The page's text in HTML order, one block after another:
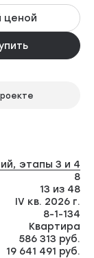
ценой
этапы 3 и 4
8
13 из 48
IV кв. 2026 г.
8-1-134
Квартира
586 313 руб.
19 641 491 руб.